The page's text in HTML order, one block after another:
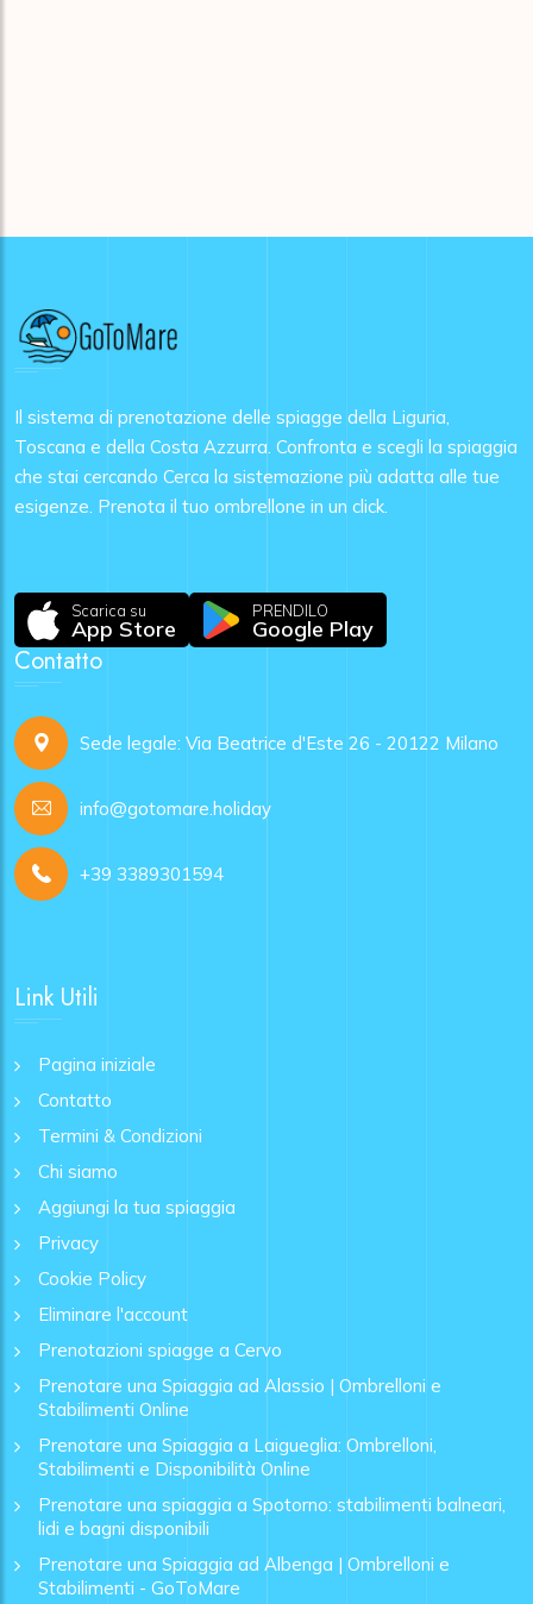
Il sistema di prenotazione delle spiagge della Liguria,
Toscana e della Costa Azzurra. Confronta e scegli la spiaggia
che stai cercando Cerca la sistemazione più adatta alle tue
esigenze. Prenota il tuo ombrellone in un click.
Scarica su
App Store
PRENDILO
Google Play
Contatto
Sede legale: Via Beatrice d'Este 26 - 20122 Milano
info@gotomare.holiday
+39 3389301594
Link Utili
Pagina iniziale
Contatto
Termini & Condizioni
Chi siamo
Aggiungi la tua spiaggia
Privacy
Cookie Policy
Eliminare l'account
Prenotazioni spiagge a Cervo
Prenotare una Spiaggia ad Alassio | Ombrelloni e
Stabilimenti Online
Prenotare una Spiaggia a Laigueglia: Ombrelloni,
Stabilimenti e Disponibilità Online
Prenotare una spiaggia a Spotorno: stabilimenti balneari,
lidi e bagni disponibili
Prenotare una Spiaggia ad Albenga | Ombrelloni e
Stabilimenti - GoToMare